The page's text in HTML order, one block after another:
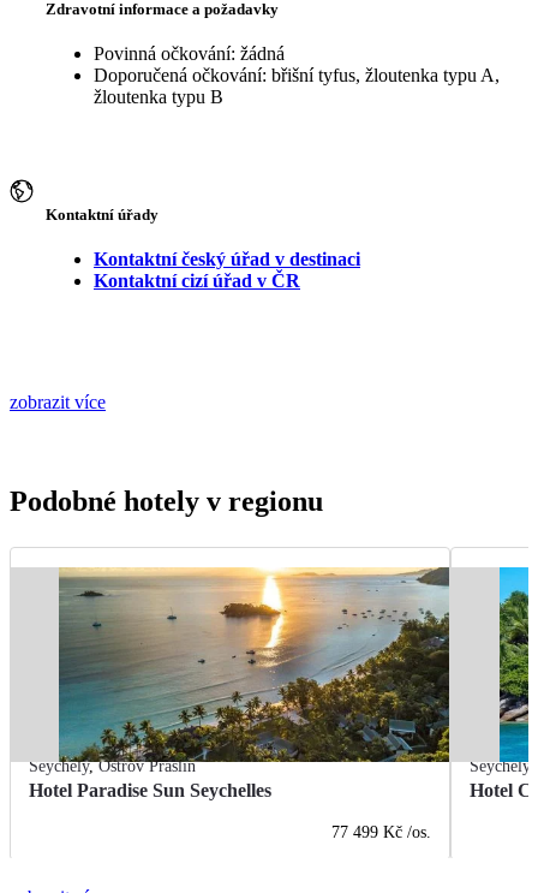
Zdravotní informace a požadavky
Povinná očkování: žádná
Doporučená očkování: břišní tyfus, žloutenka typu A,
žloutenka typu B
Kontaktní úřady
Kontaktní český úřad v destinaci
Kontaktní cizí úřad v ČR
zobrazit více
Podobné hotely v regionu
Seychely,Ostrov Praslin
Hotel Paradise Sun Seychelles
77 499 Kč /os.
Seychely
Hotel